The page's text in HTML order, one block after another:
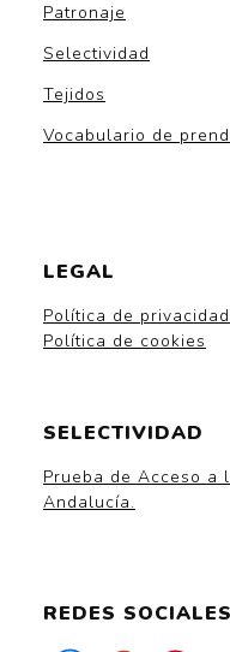
Patronaje
Selectividad
Tejidos
Vocabulario de
LEGAL
Política de privacidad
Política de cookies
SELECTIVIDAD
Prueba de Acceso a
Andalucía.
REDES SOCIALES